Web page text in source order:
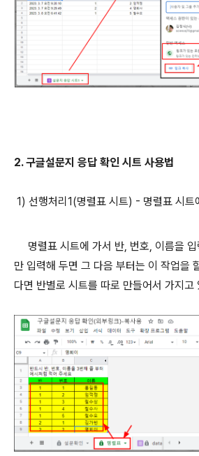
2. 구글설문지 응답 확인 시트 사용법
1) 선행처리1(명렬표 시트) - 명렬표 시트
명렬표 시트에 가서 반, 번호, 이름을 입
만 입력해 두면 그 다음 부터는 이 작업을
다면 반별로 시트를 따로 만들어서 가지고